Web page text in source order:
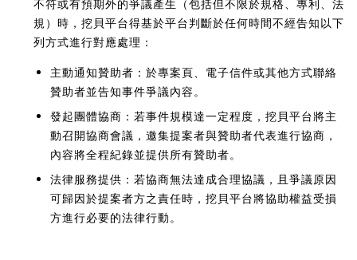
不符或有預期外的爭議產生（包括但不限於規格、專利、法
規）時，挖貝平台得基於平台判斷於任何時間不經告知以下
列方式進行對應處理：
主動通知贊助者：於專案頁、電子信件或其他方式聯絡
贊助者並告知事件爭議內容。
發起團體協商：若事件規模達一定程度，挖貝平台將主
動召開協商會議，邀集提案者與贊助者代表進行協商，
內容將全程紀錄並提供所有贊助者。
法律服務提供：若協商無法達成合理協議，且爭議原因
可歸因於提案者方之責任時，挖貝平台將協助權益受損
方進行必要的法律行動。